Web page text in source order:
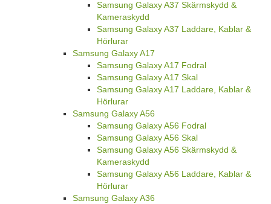
Samsung Galaxy A37 Skärmskydd &
Kameraskydd
Samsung Galaxy A37 Laddare, Kablar &
Hörlurar
Samsung Galaxy A17
Samsung Galaxy A17 Fodral
Samsung Galaxy A17 Skal
Samsung Galaxy A17 Laddare, Kablar &
Hörlurar
Samsung Galaxy A56
Samsung Galaxy A56 Fodral
Samsung Galaxy A56 Skal
Samsung Galaxy A56 Skärmskydd &
Kameraskydd
Samsung Galaxy A56 Laddare, Kablar &
Hörlurar
Samsung Galaxy A36